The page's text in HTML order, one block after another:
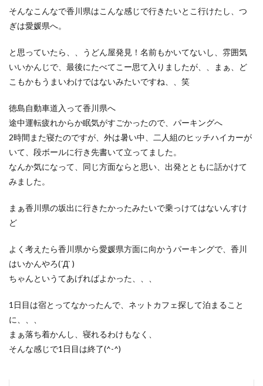
そんなこんなで香川県はこんな感じで行きたいとこ行けたし、つ
ぎは愛媛県へ。
と思っていたら、、うどん屋発見！名前もかいてないし、雰囲気
いいかんじで、最後にたべてこー思て入りましたが、、まぁ、ど
こもかもうまいわけではないみたいですね、、笑
徳島自動車道入って香川県へ
途中運転疲れからか眠気がすごかったので、パーキングへ
2時間また寝たのですが、外は暑い中、二人組のヒッチハイカーが
いて、段ボールに行き先書いて立ってました。
なんか気になって、同じ方面ならと思い、出発とともに話かけて
みました。
まぁ香川県の坂出に行きたかったみたいで乗っけてはないんすけ
ど
よく考えたら香川県から愛媛県方面に向かうパーキングで、香川
はいかんやろ(´Д` )
ちゃんというてあげればよかった、、、
1日目は宿とってなかったんで、ネットカフェ探して泊まること
に、、、
まぁ落ち着かんし、寝れるわけもなく、
そんな感じで1日目は終了(^-^)